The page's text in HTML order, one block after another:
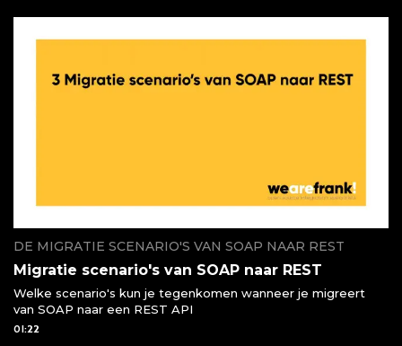
DE MIGRATIE SCENARIO'S VAN SOAP NAAR REST
Migratie scenario's van SOAP naar REST
Welke scenario's kun je tegenkomen wanneer je migreert
van SOAP naar een REST API
01:22